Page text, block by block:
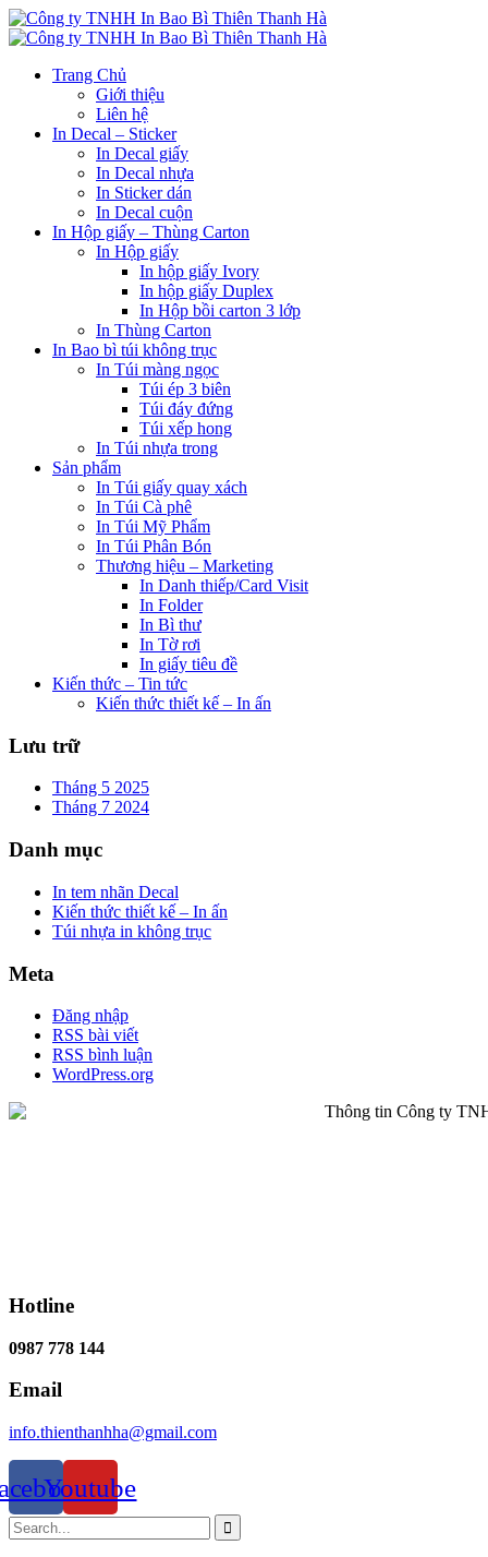
Trang Chủ
Giới thiệu
Liên hệ
In Decal – Sticker
In Decal giấy
In Decal nhựa
In Sticker dán
In Decal cuộn
In Hộp giấy – Thùng Carton
In Hộp giấy
In hộp giấy Ivory
In hộp giấy Duplex
In Hộp bồi carton 3 lớp
In Thùng Carton
In Bao bì túi không trục
In Túi màng ngọc
Túi ép 3 biên
Túi đáy đứng
Túi xếp hong
In Túi nhựa trong
Sản phẩm
In Túi giấy quay xách
In Túi Cà phê
In Túi Mỹ Phẩm
In Túi Phân Bón
Thương hiệu – Marketing
In Danh thiếp/Card Visit
In Folder
In Bì thư
In Tờ rơi
In giấy tiêu đề
Kiến thức – Tin tức
Kiến thức thiết kế – In ấn
Lưu trữ
Tháng 5 2025
Tháng 7 2024
Danh mục
In tem nhãn Decal
Kiến thức thiết kế – In ấn
Túi nhựa in không trục
Meta
Đăng nhập
RSS bài viết
RSS bình luận
WordPress.org
Hotline
0987 778 144
Email
info.thienthanhha@gmail.com
Youtube